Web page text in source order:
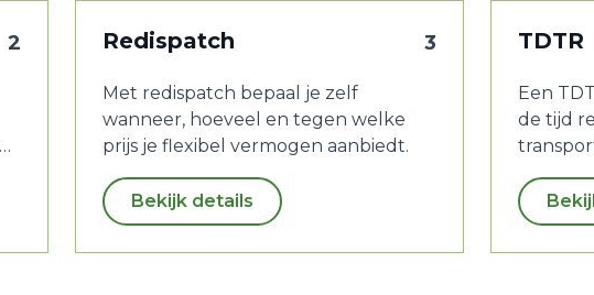
2 Redispatch 3
Met redispatch bepaal je zelf
wanneer, hoeveel en tegen welke
prijs je flexibel vermogen aanbiedt.
Bekijk details
TDTR
Een
de tijd